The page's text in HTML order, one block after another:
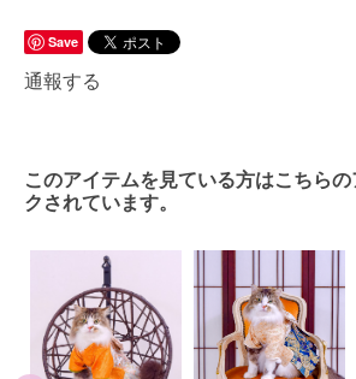
Save
通報する
このアイテムを見ている方はこちら
クされています。